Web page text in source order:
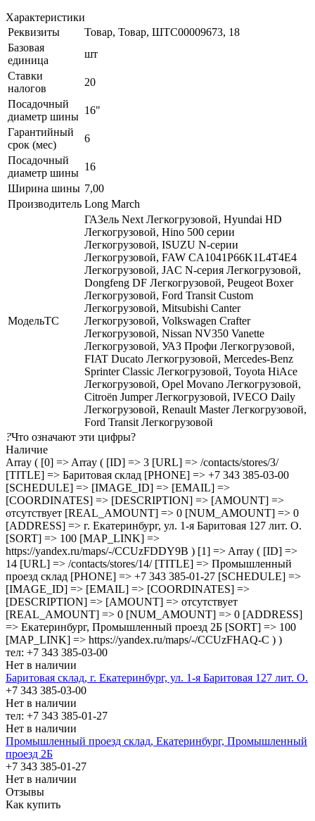
Характеристики
Реквизиты
Товар, Товар, ШТС00009673, 18
Базовая
единица
шт
Ставки
налогов
20
Посадочный
диаметр шины
16"
Гарантийный
срок (мес)
6
Посадочный
диаметр шины
16
Ширина шины 7,00
Производитель Long March
МодельТС
ГАЗель Next Легкогрузовой, Hyundai HD
Легкогрузовой, Hino 500 серии
Легкогрузовой, ISUZU N-серии
Легкогрузовой, FAW CA1041P66K1L4T4E4
Легкогрузовой, JAC N-серия Легкогрузовой,
Dongfeng DF Легкогрузовой, Peugeot Boxer
Легкогрузовой, Ford Transit Custom
Легкогрузовой, Mitsubishi Canter
Легкогрузовой, Volkswagen Crafter
Легкогрузовой, Nissan NV350 Vanette
Легкогрузовой, УАЗ Профи Легкогрузовой,
FIAT Ducato Легкогрузовой, Mercedes-Benz
Sprinter Classic Легкогрузовой, Toyota HiAce
Легкогрузовой, Opel Movano Легкогрузовой,
Citroën Jumper Легкогрузовой, IVECO Daily
Легкогрузовой, Renault Master Легкогрузовой,
Ford Transit Легкогрузовой
?Что означают эти цифры?
Наличие
Array ( [0] => Array ( [ID] => 3 [URL] => /contacts/stores/3/
[TITLE] => Баритовая склад [PHONE] => +7 343 385-03-00
[SCHEDULE] => [IMAGE_ID] => [EMAIL] =>
[COORDINATES] => [DESCRIPTION] => [AMOUNT] =>
отсутствует [REAL_AMOUNT] => 0 [NUM_AMOUNT] => 0
[ADDRESS] => г. Екатеринбург, ул. 1-я Баритовая 127 лит. О.
[SORT] => 100 [MAP_LINK] =>
https://yandex.ru/maps/-/CCUzFDDY9B ) [1] => Array ( [ID] =>
14 [URL] => /contacts/stores/14/ [TITLE] => Промышленный
проезд cклад [PHONE] => +7 343 385-01-27 [SCHEDULE] =>
[IMAGE_ID] => [EMAIL] => [COORDINATES] =>
[DESCRIPTION] => [AMOUNT] => отсутствует
[REAL_AMOUNT] => 0 [NUM_AMOUNT] => 0 [ADDRESS]
=> Екатеринбург, Промышленный проезд 2Б [SORT] => 100
[MAP_LINK] => https://yandex.ru/maps/-/CCUzFHAQ-C ) )
тел: +7 343 385-03-00
Нет в наличии
Баритовая склад, г. Екатеринбург, ул. 1-я Баритовая 127 лит. О.
+7 343 385-03-00
Нет в наличии
тел: +7 343 385-01-27
Нет в наличии
Промышленный проезд cклад, Екатеринбург, Промышленный
проезд 2Б
+7 343 385-01-27
Нет в наличии
Отзывы
Как купить